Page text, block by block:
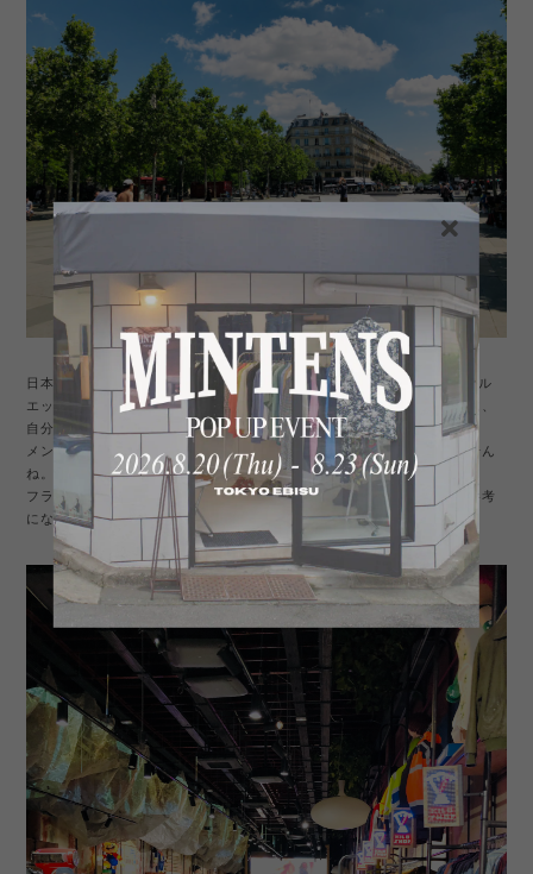
日本ではまだ90sファッションブームの煽りなどで、オーバーサイズシル
エットが流行してますが、パリ市内のお洒落な人たちはスタンダードに、
自分の体型にあったサイズ感で着こなしている印象でした。
メンズ、レディースともに、もうビックサイズは飽きたのかもしれません
ね。私も同様です。
フランス人は日本人と背丈など体型が似ているので、ファッションは参考
になります。